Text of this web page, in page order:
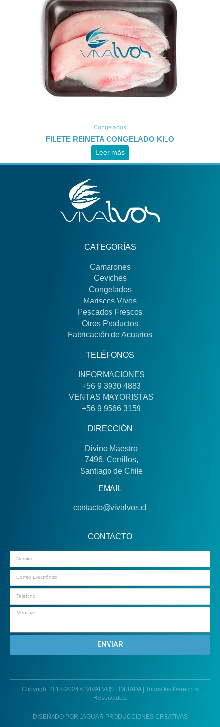
Congelados
FILETE REINETA CONGELADO KILO
Leer más
CATEGORÍAS
Camarones
Ceviches
Congelados
Mariscos Vivos
Pescados Frescos
Otros Productos
Fabricación de Acuarios
TELÉFONOS
INFORMACIONES
+56 9 3930 4883
VENTAS MAYORISTAS
+56 9 9566 3159
DIRECCIÓN
Divino Maestro
7496, Cerrillos,
Santiago de Chile
EMAIL
contacto@vivalvos.cl
CONTACTO
Email
ENVIAR
Copyright 2018-2024 © VIVALVOS LIMITADA | Todos los Derechos
Reservados.
DISEÑADO POR JAGUAR PRODUCCIONES CREATIVAS